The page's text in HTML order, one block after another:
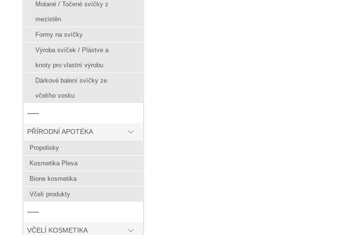
Motané / Točené svíčky z
mezistěn
Formy na svíčky
Výroba svíček / Plástve a
knoty pro vlastní výrobu
Dárkové balení svíčky ze
včelího vosku
------
PŘÍRODNÍ APOTÉKA
Propolisky
Kosmetika Pleva
Bione kosmetika
Včelí produkty
------
VČELÍ KOSMETIKA